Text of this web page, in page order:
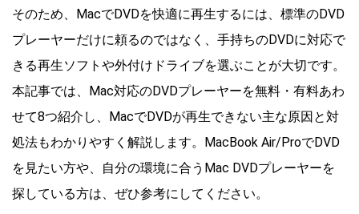
そのため、MacでDVDを快適に再生するには、標準のDVD
プレーヤーだけに頼るのではなく、手持ちのDVDに対応で
きる再生ソフトや外付けドライブを選ぶことが大切です。
本記事では、Mac対応のDVDプレーヤーを無料・有料あわ
せて8つ紹介し、MacでDVDが再生できない主な原因と対
処法もわかりやすく解説します。MacBook Air/ProでDVD
を見たい方や、自分の環境に合うMac DVDプレーヤーを
探している方は、ぜひ参考にしてください。